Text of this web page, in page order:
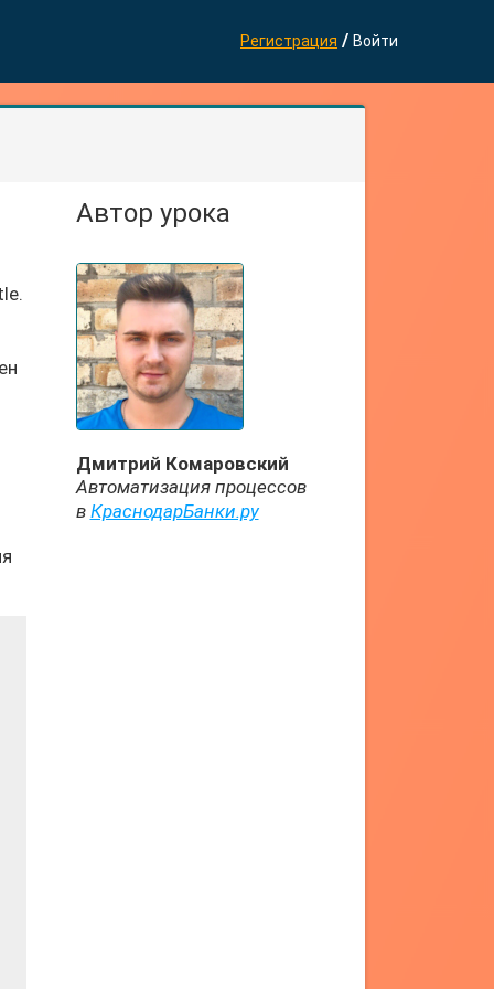
Регистрация / Войти
Автор урока
Дмитрий Комаровский
Автоматизация процессов
в КраснодарБанки.ру